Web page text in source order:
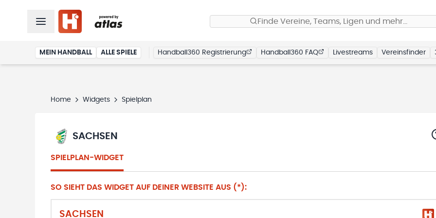
Finde Vereine, Teams, Ligen und mehr…
MEIN HANDBALL ALLE SPIELE Handball360 Registrierung Handball360 FAQ Livestreams Vereinsfinder
Home Widgets Spielplan
SACHSEN
SPIELPLAN-WIDGET
SO SIEHT DAS WIDGET AUF DEINER WEBSITE AUS (*):
SACHSEN